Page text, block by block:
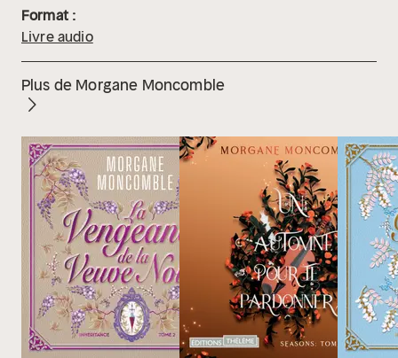
Format :
Livre audio
Plus de Morgane Moncomble